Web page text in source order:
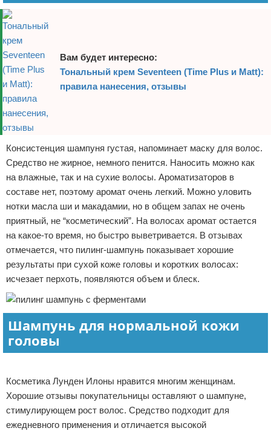
Вам будет интересно:
Тональный крем Seventeen (Time Plus и Matt):
правила нанесения, отзывы
Консистенция шампуня густая, напоминает маску для волос.
Средство не жирное, немного пенится. Наносить можно как
на влажные, так и на сухие волосы. Ароматизаторов в
составе нет, поэтому аромат очень легкий. Можно уловить
нотки масла ши и макадамии, но в общем запах не очень
приятный, не “косметический”. На волосах аромат остается
на какое-то время, но быстро выветривается. В отзывах
отмечается, что пилинг-шампунь показывает хорошие
результаты при сухой коже головы и коротких волосах:
исчезает перхоть, появляются объем и блеск.
Шампунь для нормальной кожи
головы
Косметика Лунден Илоны нравится многим женщинам.
Хорошие отзывы покупательницы оставляют о шампуне,
стимулирующем рост волос. Средство подходит для
ежедневного применения и отличается высокой